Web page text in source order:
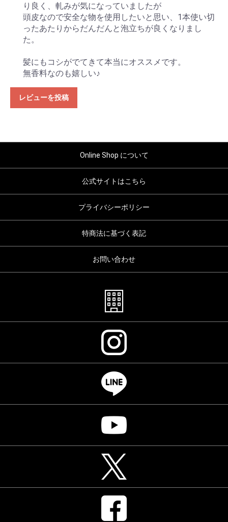
り良く、軋みが気になっていましたが
頭皮なので安全な物を使用したいと思い、1本使い切
ったあたりからだんだんと泡立ちが良くなりまし
た。
髪にもコシがでてきて本当にオススメです。
無香料なのも嬉しい♪
レビューを投稿
Online Shop について
公式サイトはこちら
プライバシーポリシー
特商法に基づく表記
お問い合わせ